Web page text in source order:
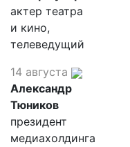
актер театра
и кино,
телеведущий
14 августа
Александр
Тюников
президент
медиахолдинга